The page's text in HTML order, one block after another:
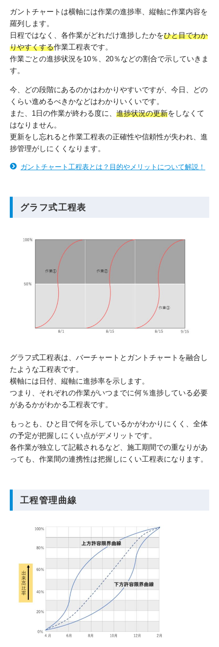
ガントチャートは横軸には作業の進捗率、縦軸に作業内容を
羅列します。
日程ではなく、各作業がどれだけ進捗したかをひと目でわか
りやすくする作業工程表です。
作業ごとの進捗状況を10％、20％などの割合で示していきま
す。
今、どの段階にあるのかはわかりやすいですが、今日、どの
くらい進めるべきかなどはわかりいくいです。
また、1日の作業が終わる度に、 進捗状況の更新をしなくて
はなりません。
更新をし忘れると作業工程表の正確性や信頼性が失われ、進
捗管理がしにくくなります。
ガントチャート工程表とは？目的やメリットについて解説！
グラフ式工程表
グラフ式工程表は、バーチャートとガントチャートを融合し
たような工程表です。
横軸には日付、縦軸に進捗率を示します。
つまり、それぞれの作業がいつまでに何％進捗している必要
があるかがわかる工程表です。
もっとも、ひと目で何を示しているかがわかりにくく、全体
の予定が把握しにくい点がデメリットです。
各作業が独立して記載されるなど、施工期間での重なりがあ
っても、作業間の連携性は把握しにくい工程表になります。
工程管理曲線